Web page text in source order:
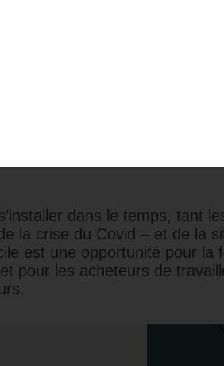
la fonction Achat qui vise la
logique de mondialisation
organisations sur la part
les indicateurs Achats on
des objectifs toujours plus
bas prix. Mais aujourd’hui
on leur demande une part
à son contraire ».
dans le temps, tant
la crise du Covid – et de la
est une opportunité pour la
pour les acheteurs de